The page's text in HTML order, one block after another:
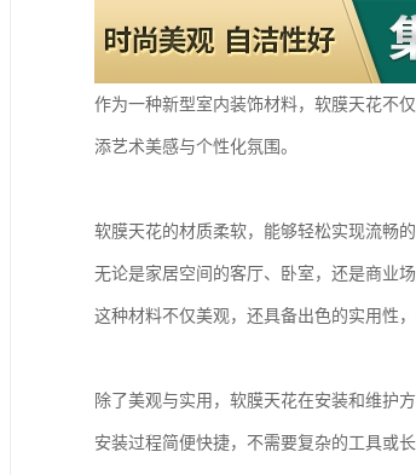
作为一种新型室内装饰材料，软膜天花不
添艺术美感与个性化氛围。
软膜天花的材质柔软，能够轻松实现流畅
无论是家居空间的客厅、卧室，还是商业
这种材料不仅美观，还具备出色的实用性
除了美观与实用，软膜天花在安装和维护
安装过程简便快捷，不需要复杂的工具或